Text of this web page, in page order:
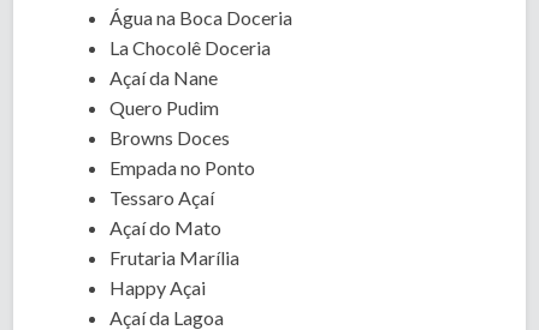
Água na Boca Doceria
La Chocolê Doceria
Açaí da Nane
Quero Pudim
Browns Doces
Empada no Ponto
Tessaro Açaí
Açaí do Mato
Frutaria Marília
Happy Açai
Açaí da Lagoa